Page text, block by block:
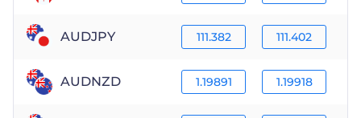
AUDJPY 111.382 111.402
AUDNZD 1.19891 1.19918